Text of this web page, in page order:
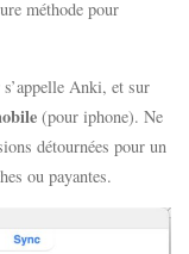
méthode pour
Anki, et sur
(pour iphone). Ne
détournées pour un
ou payantes.